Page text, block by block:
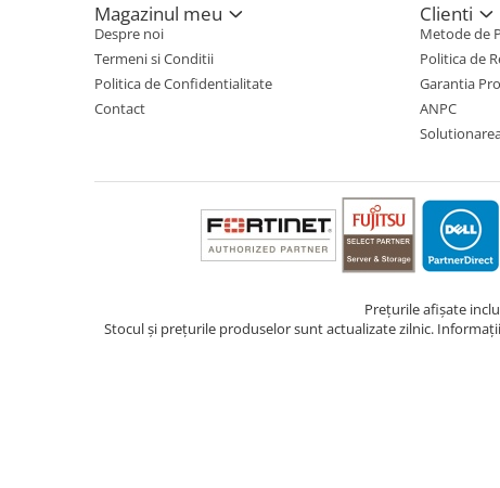
TV, Multimedia & Electronice
Televizoare & accesorii
Multiboard & Accessorii
Magazinul meu
Despre noi
Termeni si Conditii
Politica de Confidentialitate
Contact
Clienti
Metode de
Politica de
Garantia
ANPC
Prețurile afișate
Stocul și prețurile produselor sunt actualizate zilnic.